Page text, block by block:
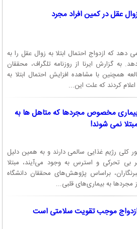
عقل در کمین افراد مجرد
که ازدواج احتمال ابتلا به زوال عقل را به
گزارش ایرنا از روزنامه تلگراف، محققان
همچنین با مشاهده افزایش احتمال ابتلا به
اعلام کردند که علت این...
مخصوص مجرد‌ها که متاهل ها به
نمی شوند!
کلی رژیم غذایی سالمی دارند و به همین دلیل
بی تحرکی و استرس به وجود می‌آیند، مبتلا
براساس پژوهش‌های محققان دانشگاه
مجرد‌ها به بیماری‌های قلبی...
موجب تقویت سلامتی است